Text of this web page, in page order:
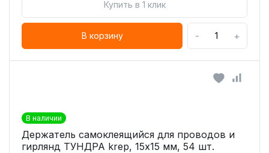
Купить в 1 клик
В корзину - +
В наличии
Держатель самоклеящийся для проводов и
гирлянд ТУНДРА krep, 15х15 мм, 54 шт.